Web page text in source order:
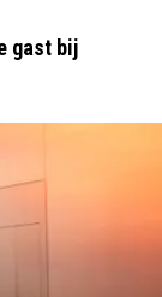
gast bij